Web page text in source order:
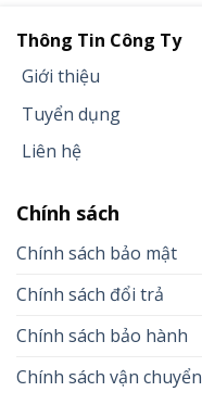
Thông Tin Công Ty
Giới thiệu
Tuyển dụng
Liên hệ
Chính sách
Chính sách bảo mật
Chính sách đổi trả
Chính sách bảo hành
Chính sách vận chuyển